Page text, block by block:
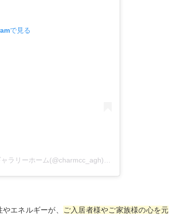
で見る
エネルギーが、
ご入居者様やご家族様の心を元